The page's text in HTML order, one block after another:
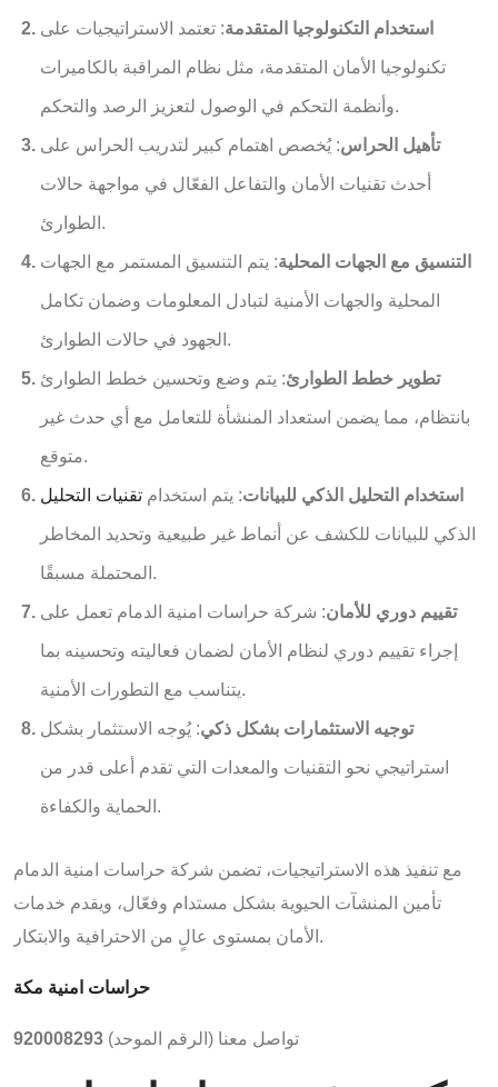
استخدام التكنولوجيا المتقدمة: تعتمد الاستراتيجيات على
تكنولوجيا الأمان المتقدمة، مثل نظام المراقبة بالكاميرات
وأنظمة التحكم في الوصول لتعزيز الرصد والتحكم.
تأهيل الحراس: يُخصص اهتمام كبير لتدريب الحراس على
أحدث تقنيات الأمان والتفاعل الفعّال في مواجهة حالات
الطوارئ.
التنسيق مع الجهات المحلية: يتم التنسيق المستمر مع الجهات
المحلية والجهات الأمنية لتبادل المعلومات وضمان تكامل
الجهود في حالات الطوارئ.
تطوير خطط الطوارئ: يتم وضع وتحسين خطط الطوارئ
بانتظام، مما يضمن استعداد المنشأة للتعامل مع أي حدث غير
متوقع.
استخدام التحليل الذكي للبيانات: يتم استخدامتقنيات التحليل
الذكي للبيانات للكشف عن أنماط غير طبيعية وتحديد المخاطر
المحتملة مسبقًا.
تقييم دوري للأمان: شركة حراسات امنية الدمام تعمل على
إجراء تقييم دوري لنظام الأمان لضمان فعاليته وتحسينه بما
يتناسب مع التطورات الأمنية.
توجيه الاستثمارات بشكل ذكي: يُوجه الاستثمار بشكل
استراتيجي نحو التقنيات والمعدات التي تقدم أعلى قدر من
الحماية والكفاءة.
مع تنفيذ هذه الاستراتيجيات، تضمن شركة حراسات امنية الدمام
تأمين المنشآت الحيوية بشكل مستدام وفعّال، ويقدم خدمات
الأمان بمستوى عالٍ من الاحترافية والابتكار.
حراسات امنية مكة
تواصل معنا (الرقم الموحد) 920008293